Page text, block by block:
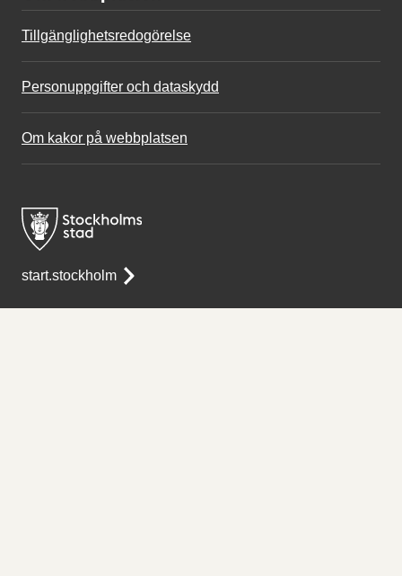
Tillgänglighetsredogörelse
Personuppgifter och dataskydd
Om kakor på webbplatsen
start.stockholm